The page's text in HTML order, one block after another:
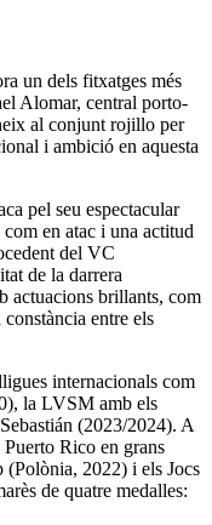
un dels fitxatges més
Alomar, central porto-
al conjunt rojillo per
i ambició en aquesta
pel seu espectacular
en atac i una actitud
del VC
de la darrera
actuacions brillants, com
entre els
internacionals com
la LVSM amb els
(2023/2024). A
Puerto Rico en grans
2022) i els Jocs
de quatre medalles: